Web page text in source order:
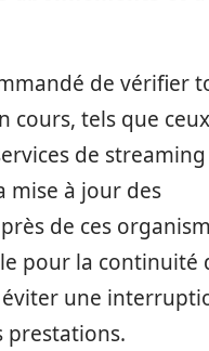
de vérifier
cours, tels que
de
mise à jour des
de ces
pour la continuité
une
prestations.